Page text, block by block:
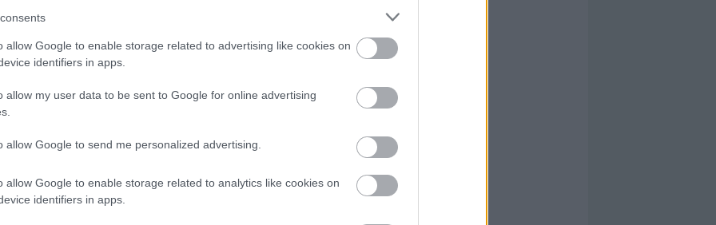
allow Google to enable storage related to advertising like cookies on
identifiers in apps.
allow my user data to be sent to Google for online advertising
allow Google to send me personalized advertising.
allow Google to enable storage related to analytics like cookies on
identifiers in apps.
posición en la que Arrasate sólo cuenta con
planes y puede salir del club. El jugador de 20
roja la campaña anterior, repartiendo 5
del campo del Getafe
del mercado de fichajes y aún tiene
al club azulón será la del mediocentro
lo asegura
ante la imposibilidad de fichar al mexicano